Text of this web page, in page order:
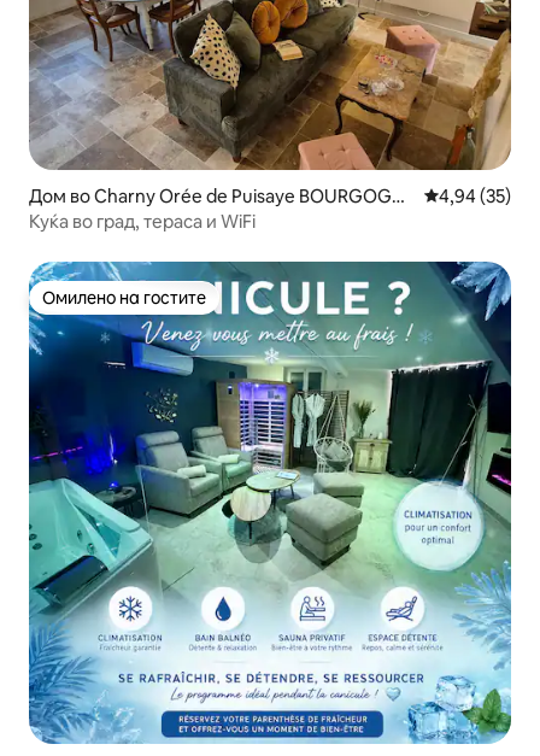
Дом во Charny Orée de Puisaye BOURGOGNE
FRANCHE COMTÉ.
Просечна
4,94 (35)
Куќа во град, тераса и WiFi
Омилено на гостите
Омилено на гостите